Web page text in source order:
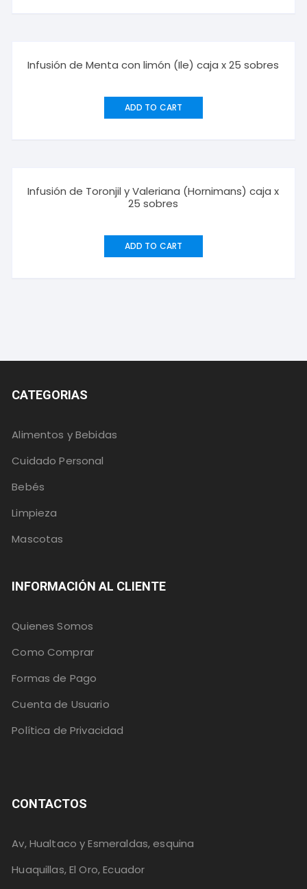
Infusión de Menta con limón (Ile) caja x 25 sobres
ADD TO CART
Infusión de Toronjil y Valeriana (Hornimans) caja x
25 sobres
ADD TO CART
CATEGORIAS
Alimentos y Bebidas
Cuidado Personal
Bebés
Limpieza
Mascotas
INFORMACIÓN AL CLIENTE
Quienes Somos
Como Comprar
Formas de Pago
Cuenta de Usuario
Política de Privacidad
CONTACTOS
Av, Hualtaco y Esmeraldas, esquina
Huaquillas, El Oro, Ecuador